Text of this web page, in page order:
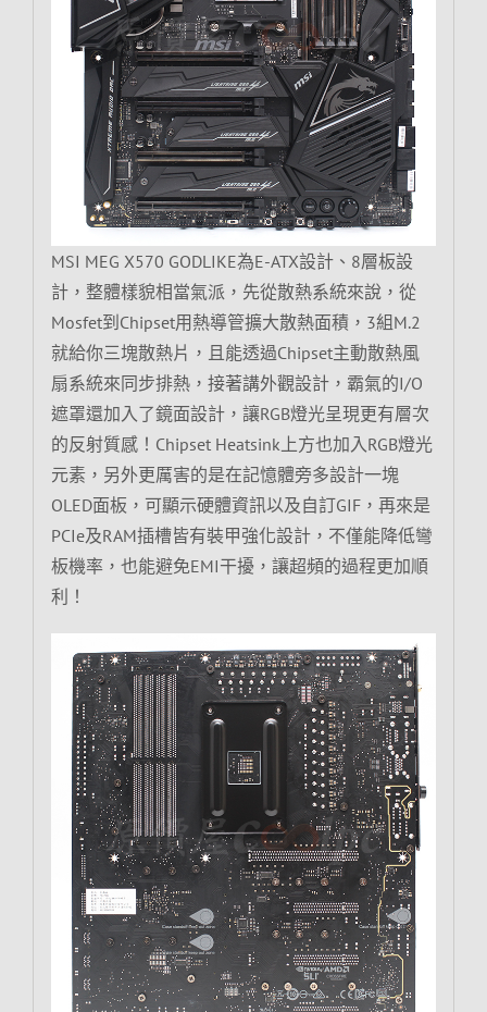
MSI MEG X570 GODLIKE為E-ATX設計、8層板設
計，整體樣貌相當氣派，先從散熱系統來說，從
Mosfet到Chipset用熱導管擴大散熱面積，3組M.2
就給你三塊散熱片，且能透過Chipset主動散熱風
扇系統來同步排熱，接著講外觀設計，霸氣的I/O
遮罩還加入了鏡面設計，讓RGB燈光呈現更有層次
的反射質感！Chipset Heatsink上方也加入RGB燈光
元素，另外更厲害的是在記憶體旁多設計一塊
OLED面板，可顯示硬體資訊以及自訂GIF，再來是
PCIe及RAM插槽皆有裝甲強化設計，不僅能降低彎
板機率，也能避免EMI干擾，讓超頻的過程更加順
利！